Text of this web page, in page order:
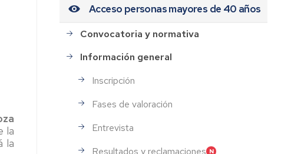
la
la
Acceso personas mayores de 40 años
Convocatoria y normativa
Información general
Inscripción
Fases de valoración
Entrevista
Resultados y reclamaciones